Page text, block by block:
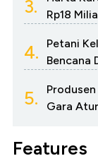
3.
Rp18
4.
Petani
Bencana
5.
Gara
Features